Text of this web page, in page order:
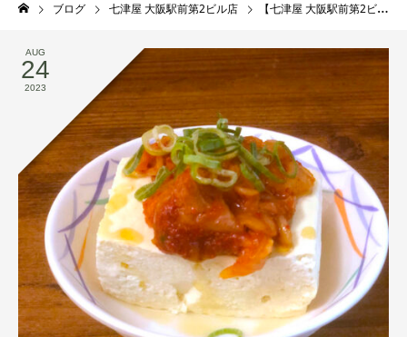
ブログ 七津屋 大阪駅前第2ビル店 【七津屋 大阪駅前第2ビル店】アレンジ冷奴
AUG
24
2023